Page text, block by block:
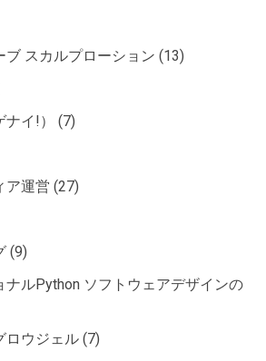
ブ スカルプローション (13)
イ!）
(7)
ア運営 (27)
(9)
ナルPython ソフトウェアデザインの
ロウジェル (7)